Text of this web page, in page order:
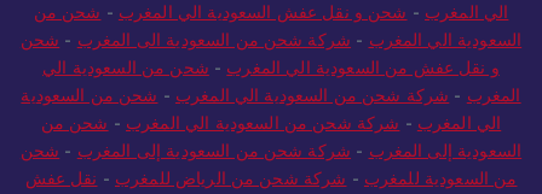
الي المغرب - شحن و نقل عفش السعودية الي المغرب - شحن من
السعودية الي المغرب - شركة شحن من السعودية الى المغرب - شحن
و نقل عفش من السعودية الي المغرب - شحن من السعودية الي
المغرب - شركة شحن من السعودية الي المغرب - شحن من السعودية
الي المغرب - شركة شحن من السعودية الي المغرب - شحن من
السعودية إلى المغرب - شركة شحن من السعودية إلى المغرب - شحن
من السعودية للمغرب - شركة شحن من الرياض للمغرب - نقل عفش